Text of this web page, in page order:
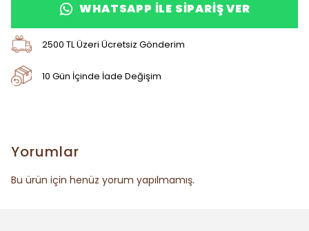
WHATSAPP ILE SIPARIŞ VER
2500 TL Üzeri Ücretsiz Gönderim
10 Gün İçinde İade Değişim
Yorumlar
Bu ürün için henüz yorum yapılmamış.